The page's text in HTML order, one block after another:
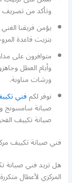
وتأكد من تصريف
يؤمن فريقنا
بتزيت قاعدة
وأيام العطل
ورشات مناوبة.
نوفر لكمفني
صيانة سامسونج
صيانة تكييف
فني صيانة تكييف
هل تريد فني صيانة
المركزي لأعطال